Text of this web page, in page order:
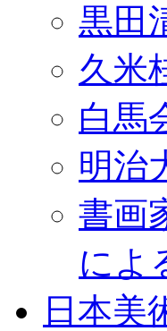
黒田
久米
白馬
明治
書画
によ
日本美